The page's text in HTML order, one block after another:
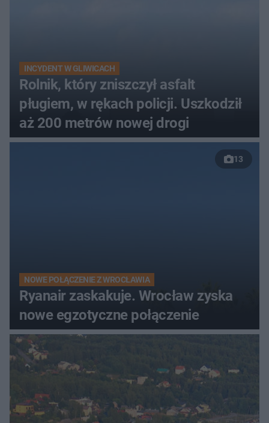
INCYDENT W GLIWICACH
Rolnik, który zniszczył asfalt
pługiem, w rękach policji. Uszkodził
aż 200 metrów nowej drogi
13
NOWE POŁĄCZENIE Z WROCŁAWIA
Ryanair zaskakuje. Wrocław zyska
nowe egzotyczne połączenie